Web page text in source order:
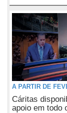
A PARTIR DE
Cáritas
apoio em todo